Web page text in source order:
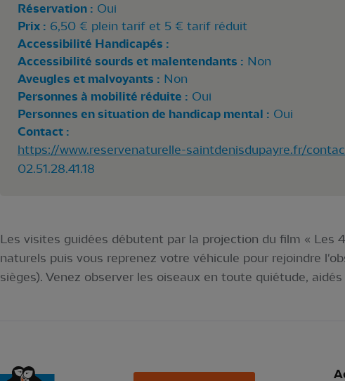
Réservation : Oui
Prix : 6,50 € plein tarif et 5 € tarif réduit
Accessibilité Handicapés :
Accessibilité sourds et malentendants : Non
Aveugles et malvoyants : Non
Personnes à mobilité réduite : Oui
Personnes en situation de handicap mental : Oui
Contact :
https://www.reservenaturelle-saintdenisdupayre.fr/
02.51.28.41.18
Les visites guidées débutent par la projection du film « Les
naturels puis vous reprenez votre véhicule pour rejoindre
sièges). Venez observer les oiseaux en toute quiétude, aidés